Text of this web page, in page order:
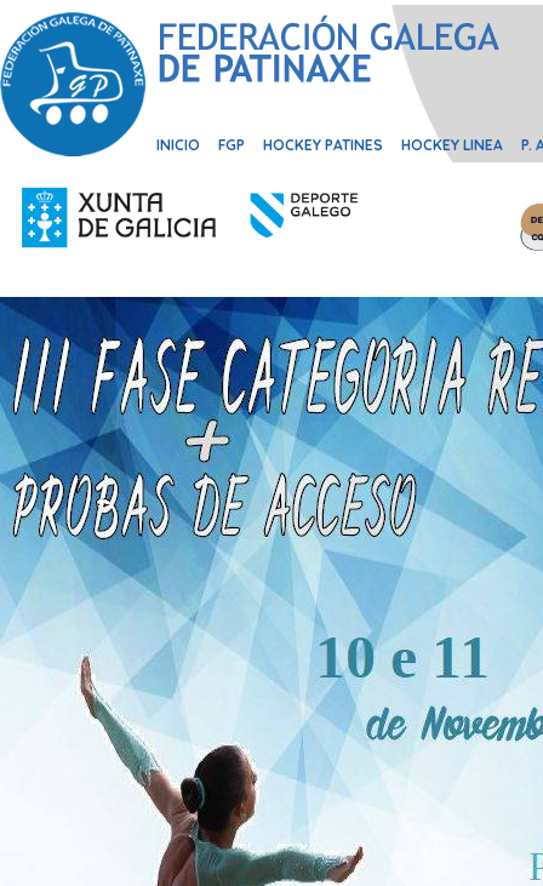
INICIO FGP HOCKEY PATINES HOCKEY LINEA P.